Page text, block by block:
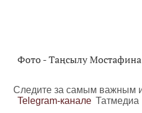
Фото - Таңсылу Мостафина
Следите за самым важным
Telegram-канале Татмедиа